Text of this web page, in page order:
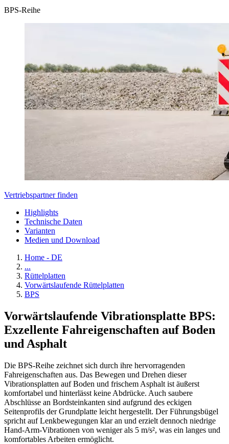
BPS-Reihe
Vertriebspartner finden
Highlights
Technische Daten
Varianten
Medien und Download
Home - DE
...
Rüttelplatten
Vorwärtslaufende Rüttelplatten
BPS
Vorwärtslaufende Vibrationsplatte BPS:
Exzellente Fahreigenschaften auf Boden
und Asphalt
Die BPS-Reihe zeichnet sich durch ihre hervorragenden
Fahreigenschaften aus. Das Bewegen und Drehen dieser
Vibrationsplatten auf Boden und frischem Asphalt ist äußerst
komfortabel und hinterlässt keine Abdrücke. Auch saubere
Abschlüsse an Bordsteinkanten sind aufgrund des eckigen
Seitenprofils der Grundplatte leicht hergestellt. Der Führungsbügel
spricht auf Lenkbewegungen klar an und erzielt dennoch niedrige
Hand-Arm-Vibrationen von weniger als 5 m/s², was ein langes und
komfortables Arbeiten ermöglicht.